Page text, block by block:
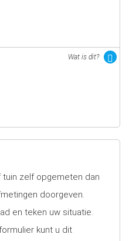
Wat is dit?
zelf opgemeten dan
doorgeven.
en teken uw situatie.
kunt u dit